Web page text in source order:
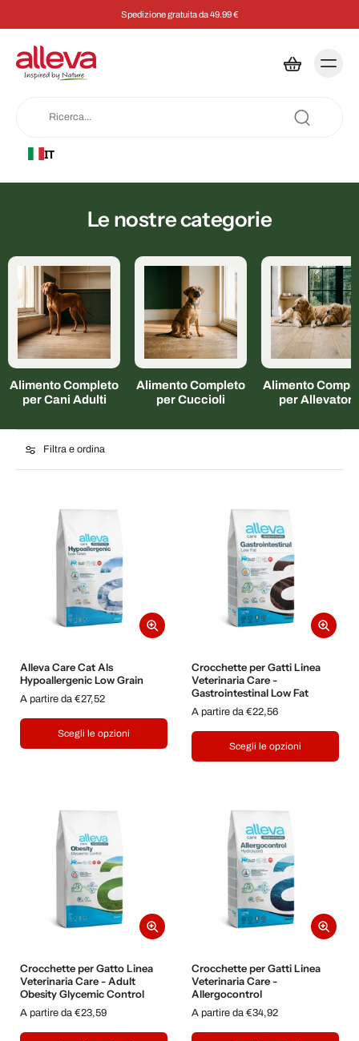
Spedizione gratuita da 49.99 €
IT
Le nostre categorie
Alimento Completo
per Cani Adulti
Alimento Completo
per Cuccioli
Alimento
per Allevatori
Filtra e ordina
Alleva Care Cat Als
Hypoallergenic Low Grain
A partire da €27,52
Scegli le opzioni
Crocchette per Gatti Linea
Veterinaria Care -
Gastrointestinal Low Fat
A partire da €22,56
Scegli le opzioni
Crocchette per Gatto Linea
Veterinaria Care - Adult
Obesity Glycemic Control
A partire da €23,59
Crocchette per Gatti Linea
Veterinaria Care -
Allergocontrol
A partire da €34,92